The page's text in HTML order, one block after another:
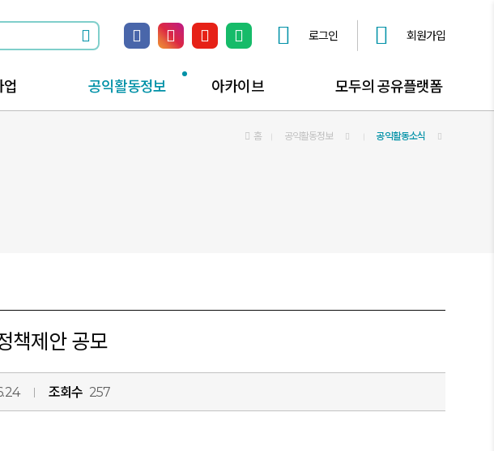
페이스북 링크
인스타그램 링크
유튜브 채널 링크
네이버 블로그 링크
로그인 회원가입
공익활동정보 아카이브 모두의 공유플랫폼
공익활동자료 공유플랫폼 안내
홈 공익활동정보 공익활동소식
책제안 공모
조회수 257